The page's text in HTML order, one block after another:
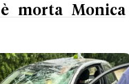
morta Monica